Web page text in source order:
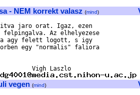
- NEM korrekt valasz (mind)
jaro orat. Igaz, ezen
felpingalva. Az elhelyezese
agy felett logott, s igy
egy "normalis" faliora
Vigh Laszlo
vegen (mind)